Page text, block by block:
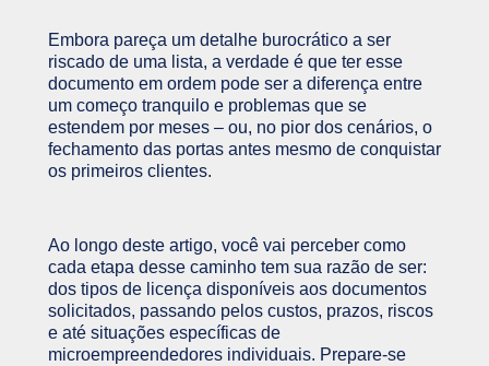
Embora pareça um detalhe burocrático a ser
riscado de uma lista, a verdade é que ter esse
documento em ordem pode ser a diferença entre
um começo tranquilo e problemas que se
estendem por meses – ou, no pior dos cenários, o
fechamento das portas antes mesmo de conquistar
os primeiros clientes.
Ao longo deste artigo, você vai perceber como
cada etapa desse caminho tem sua razão de ser:
dos tipos de licença disponíveis aos documentos
solicitados, passando pelos custos, prazos, riscos
e até situações específicas de
microempreendedores individuais. Prepare-se